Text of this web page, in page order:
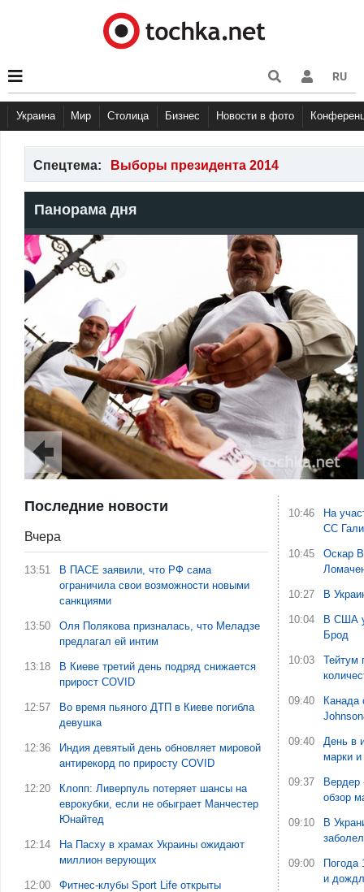
RU
Украина Мир Столица Бизнес Новости в фото
Спецтема: Выборы президента 2014
Панорама дня
Последние новости
Вчера
13:51
В ПАСЕ заявили, что РФ сама
ограничила свои возможности новыми
санкциями
13:50
Оля Полякова призналась, что Меладзе
предлагал ей интим
13:18
В Киеве третий день подряд снижается
прирост COVID
12:57
Во время пьяного ДТП в Киеве погибла
девушка
12:36
Индия девятый день обновляет мировой
антирекорд по приросту COVID
12:20
Клопп: Ливерпуль потеряет шансы на
еврокубки, если не обыграет Манчестер
Юнайтед
12:14
На Пасху в храмах Украины ожидают
миллион верующих
12:00 Фитнес-клубы Sport Life открыты
10:46
На
СС
10:45
Оскар
10:27 В
10:04
В США
Брод
10:03
Тейтум
09:40
Канада
09:40
День в
марки и
09:37
Вердер
обзор
09:10
В
09:00
Погода
и